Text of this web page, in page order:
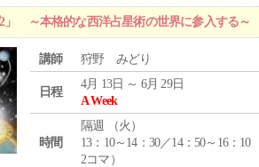
」 ～本格的な西洋占星術の世界に参入する～
講師 狩野 みどり
日程
4月 13日 ～ 6月 29日
A Week
時間
隔週 （火 ）
13：10～14：30／14：50～16：10
2コマ）